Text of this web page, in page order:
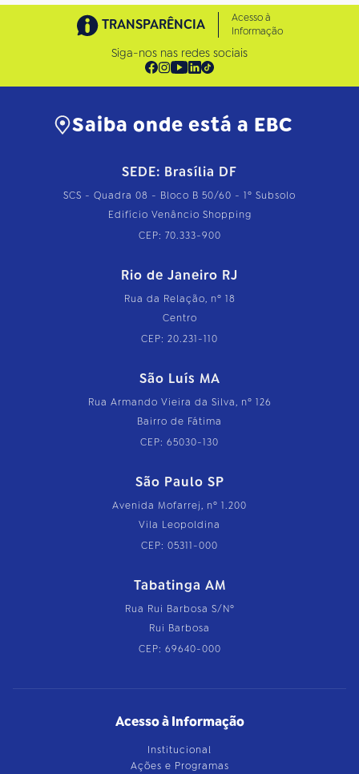
TRANSPARÊNCIA
Acesso à
Informação
Siga-nos nas redes sociais
Saiba onde está a EBC
SEDE: Brasília DF
SCS - Quadra 08 - Bloco B 50/60 - 1º Subsolo
Edifício Venâncio Shopping
CEP: 70.333-900
Rio de Janeiro RJ
Rua da Relação, nº 18
Centro
CEP: 20.231-110
São Luís MA
Rua Armando Vieira da Silva, nº 126
Bairro de Fátima
CEP: 65030-130
São Paulo SP
Avenida Mofarrej, nº 1.200
Vila Leopoldina
CEP: 05311-000
Tabatinga AM
Rua Rui Barbosa S/Nº
Rui Barbosa
CEP: 69640-000
Acesso à Informação
Institucional
Ações e Programas